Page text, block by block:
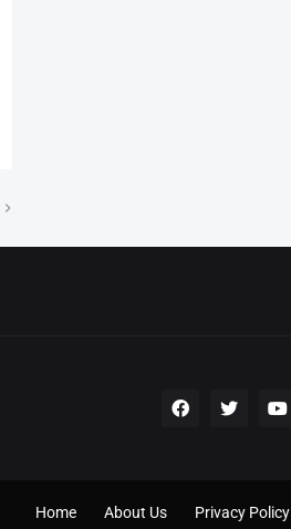
Home About Us Privacy Policy